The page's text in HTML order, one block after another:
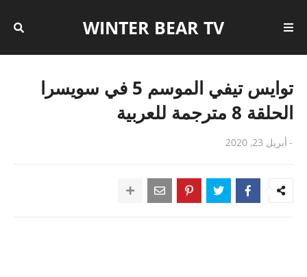
WINTER BEAR TV
توايس تيفي الموسم 5 في سويسرا
الحلقة 8 مترجمة للعربية
- أبريل 23, 2020